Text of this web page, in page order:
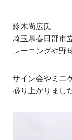
鈴木尚広氏
埼玉県春日部市
レーニングや野
サイン会やミニ
盛り上がりまし